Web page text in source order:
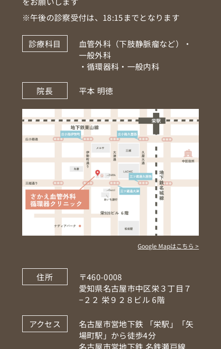
※午後の診察受付は、18:15までとなります
診療科目
血管外科（下肢静脈瘤など）・
一般外科
・循環器科・一般内科
院長 平本 明徳
Google Mapはこちら >
住所
〒460-0008
愛知県名古屋市中区栄３丁目７
−２２ 栄９２８ビル 6階
アクセス
名古屋市営地下鉄 「栄駅」「矢
場町駅」から徒歩4分
名古屋市営地下鉄 名鉄瀬戸線